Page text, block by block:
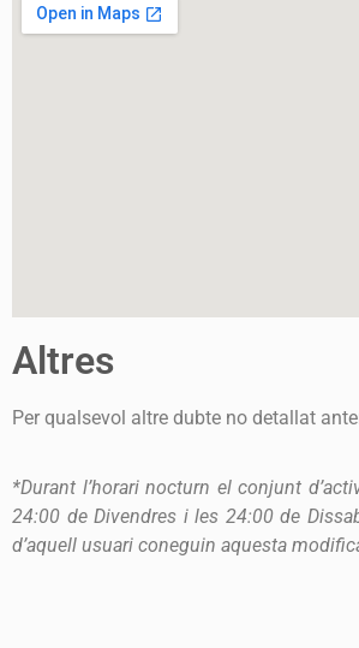
Altres
Per qualsevol altre dubte no detallat
*Durant l’horari nocturn el conjunt
24:00 de Divendres i les 24:00 de
d’aquell usuari coneguin aquesta